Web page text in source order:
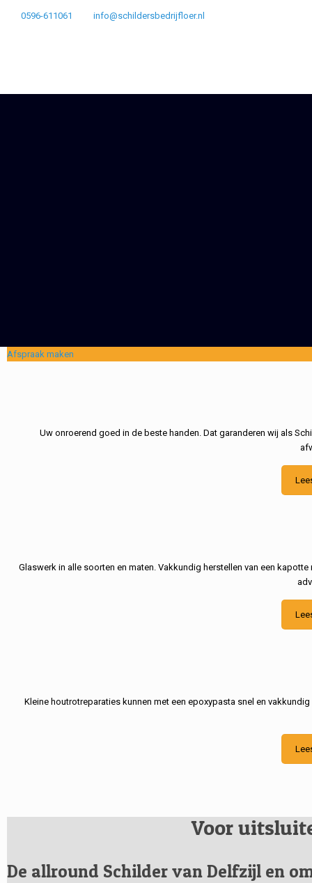
0596-611061 info@schildersbedrijfloer.nl
Afspraak maken
Uw onroerend goed in de beste handen. Dat garanderen wij als
Glaswerk in alle soorten en maten. Vakkundig herstellen van een
Kleine houtrotreparaties kunnen met een epoxypasta snel en
Voor
De allround Schilder van Delfzijl en